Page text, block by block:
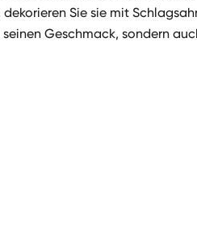
Sie sie mit
Geschmack, sondern